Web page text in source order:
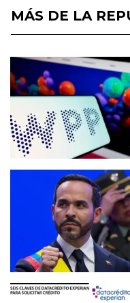
MÁS DE LA